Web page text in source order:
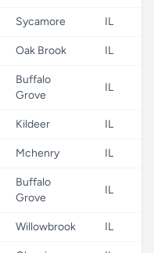
Sycamore IL
Oak Brook IL
Buffalo
Grove
IL
Kildeer IL
Mchenry IL
Buffalo
Grove
IL
Willowbrook IL